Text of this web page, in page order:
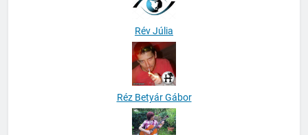
Rév Júlia
Réz Betyár Gábor